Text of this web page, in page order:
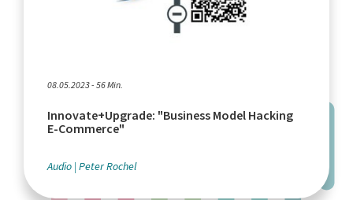
08.05.2023 - 56 Min.
Innovate+Upgrade: "Business Model Hacking
E-Commerce"
Audio Peter Rochel